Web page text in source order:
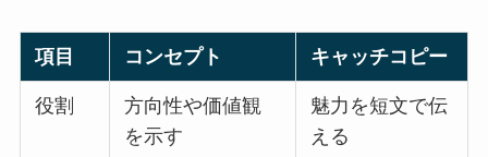
項目 コンセプト キャッチコピー
役割
方向性や価値観
を示す
魅力を短文で伝
える